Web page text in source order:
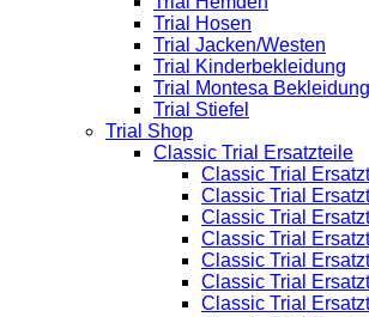
Trial Hosen
Trial Jacken/Westen
Trial Kinderbekleidung
Trial Montesa Bekleidung
Trial Stiefel
Trial Shop
Classic Trial Ersatzteile
Classic Trial
Classic Trial
Classic Trial
Classic Trial
Classic Trial
Classic Trial
Classic Trial